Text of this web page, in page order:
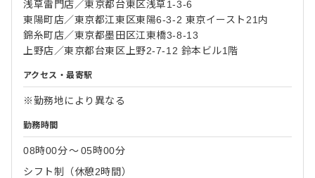
浅草雷門店／東京都台東区浅草1-3-6
東陽町店／東京都江東区東陽6-3-2 東京イースト21内
錦糸町店／東京都墨田区江東橋3-8-13
上野店／東京都台東区上野2-7-12 鈴本ビル1階
アクセス・最寄駅
※勤務地により異なる
勤務時間
08時00分〜05時00分
シフト制（休憩2時間）